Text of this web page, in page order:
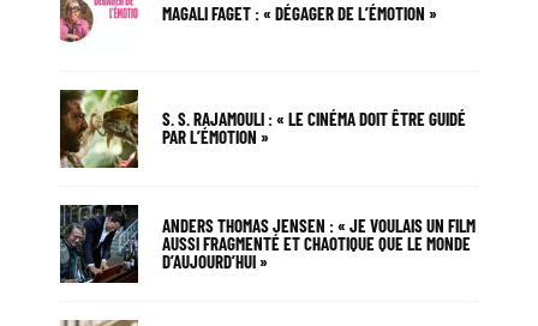
MAGALI FAGET : « DÉGAGER DE L’ÉMOTION »
S. S. RAJAMOULI : « LE CINÉMA DOIT ÊTRE GUIDÉ
PAR L’ÉMOTION »
ANDERS THOMAS JENSEN : « JE VOULAIS UN FILM
AUSSI FRAGMENTÉ ET CHAOTIQUE QUE LE MONDE
D’AUJOURD’HUI »